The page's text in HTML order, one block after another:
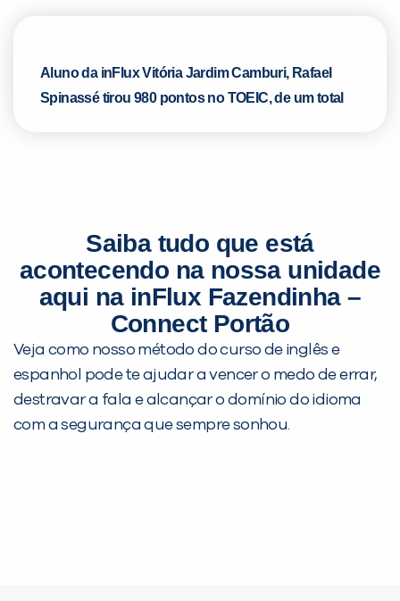
Aluno da inFlux Vitória Jardim Camburi, Rafael
Spinassé tirou 980 pontos no TOEIC, de um total
depoimento do Rafael e de seus pais.
Saiba tudo que está
acontecendo na nossa unidade
aqui na inFlux Fazendinha –
Connect Portão
Veja como nosso método do curso de inglês e
espanhol pode te ajudar a vencer o medo de errar,
destravar a fala e alcançar o domínio do idioma
com a segurança que sempre sonhou.